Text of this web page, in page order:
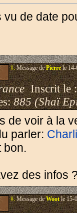
vu de date
#.Message dePierrele 14-
Inscrit le
885 (Shaï
de voir à la
parler:
bon.
des infos
#.Message deWootle 15-